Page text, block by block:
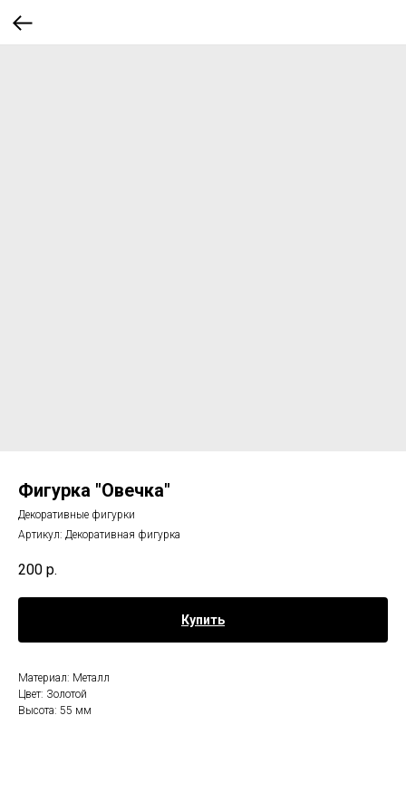
Фигурка "Овечка"
Декоративные фигурки
Артикул: Декоративная фигурка
200 р.
Купить
Материал: Металл
Цвет: Золотой
Высота: 55 мм